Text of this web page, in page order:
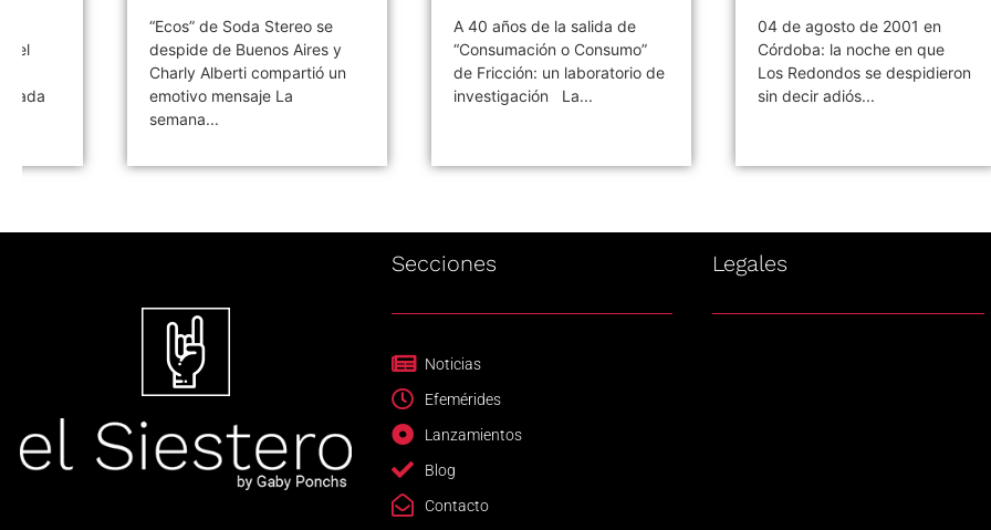
“Ecos” de Soda Stereo se
despide de Buenos Aires y
Charly Alberti compartió un
emotivo mensaje La
A 40 años de la salida de
“Consumación o Consumo”
de Fricción: un laboratorio de
investigación La...
04 de agosto de 2001 en
Córdoba: la noche en que
Los Redondos se despidieron
sin decir adiós...
Secciones
Noticias
Efemérides
Lanzamientos
Blog
Contacto
Legales